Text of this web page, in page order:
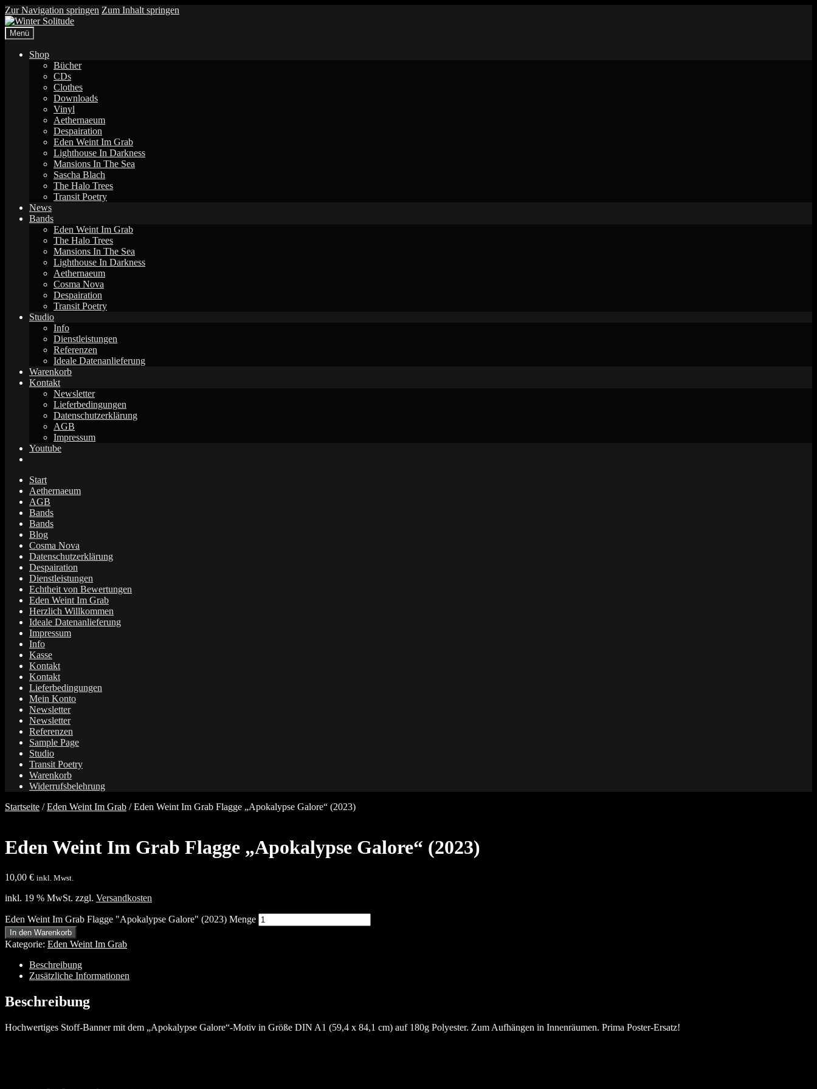
Zur Navigation springen Zum Inhalt springen
Menü
Shop
Bücher
CDs
Clothes
Downloads
Vinyl
Aethernaeum
Despairation
Eden Weint Im Grab
Lighthouse In Darkness
Mansions In The Sea
Sascha Blach
The Halo Trees
Transit Poetry
News
Bands
Eden Weint Im Grab
The Halo Trees
Mansions In The Sea
Lighthouse In Darkness
Aethernaeum
Cosma Nova
Despairation
Transit Poetry
Studio
Info
Dienstleistungen
Referenzen
Ideale Datenanlieferung
Warenkorb
Kontakt
Newsletter
Lieferbedingungen
Datenschutzerklärung
AGB
Impressum
Youtube
Start
Aethernaeum
AGB
Bands
Bands
Blog
Cosma Nova
Datenschutzerklärung
Despairation
Dienstleistungen
Echtheit von Bewertungen
Eden Weint Im Grab
Herzlich Willkommen
Ideale Datenanlieferung
Impressum
Info
Kasse
Kontakt
Kontakt
Lieferbedingungen
Mein Konto
Newsletter
Newsletter
Referenzen
Sample Page
Studio
Transit Poetry
Warenkorb
Widerrufsbelehrung
Startseite /Eden Weint Im Grab /Eden Weint Im Grab Flagge „Apokalypse Galore“ (2023)
Eden Weint Im Grab Flagge „Apokalypse Galore“ (2023)
10,00 € inkl. Mwst.
inkl. 19 % MwSt. zzgl. Versandkosten
Eden Weint Im Grab Flagge "Apokalypse Galore" (2023) Menge
In den Warenkorb
Kategorie: Eden Weint Im Grab
Beschreibung
Zusätzliche Informationen
Beschreibung
Hochwertiges Stoff-Banner mit dem „Apokalypse Galore“-Motiv in Größe DIN A1 (59,4 x 84,1 cm) auf 180g Polyester. Zum Aufhängen in Innenräumen. Prima Poster-Ersatz!